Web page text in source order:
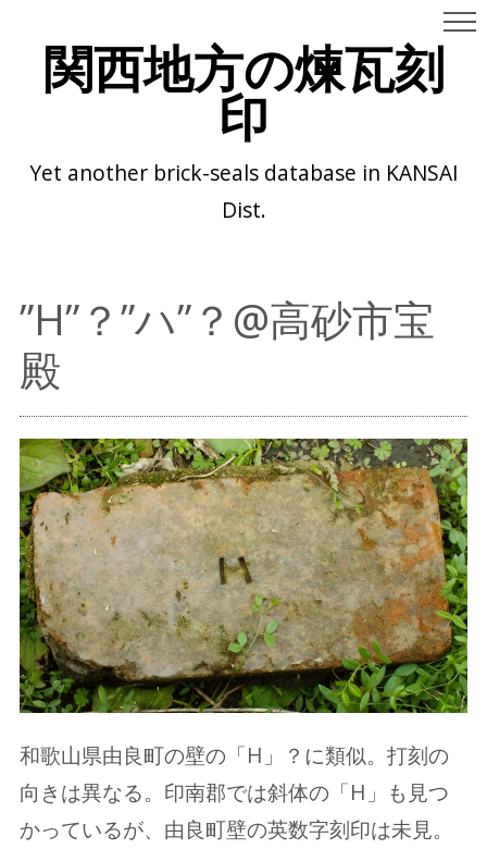
関西地方の煉瓦刻
印
Yet another brick-seals database in KANSAI
Dist.
”H”？”ハ”？@高砂市宝
殿
和歌山県由良町の壁の「H」？に類似。打刻の
向きは異なる。印南郡では斜体の「H」も見つ
かっているが、由良町壁の英数字刻印は未見。